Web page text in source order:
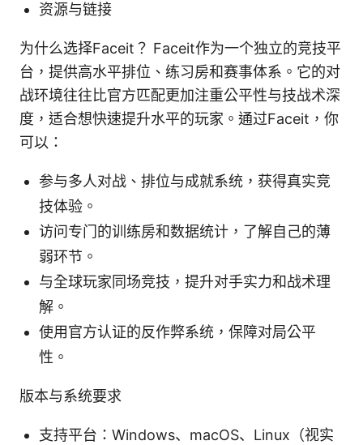
资源与链接
为什么选择Faceit？ Faceit作为一个独立的竞技平
台，提供高水平排位、练习房和赛事体系。它的对
战环境往往比官方匹配更加注重公平性与技战术深
度，适合想快速提升水平的玩家。通过Faceit，你
可以：
参与多人对战、排位与成就系统，获得真实竞
技体验。
访问专门的训练房和数据统计，了解自己的薄
弱环节。
与全球玩家同场竞技，提升对手实力和战术理
解。
使用官方认证的反作弊系统，保障对局公平
性。
版本与系统要求
支持平台：Windows、macOS、Linux（视实